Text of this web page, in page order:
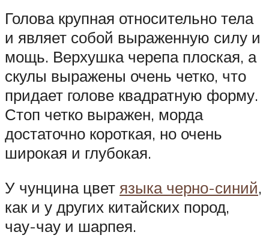
Голова крупная относительно тела
и являет собой выраженную силу и
мощь. Верхушка черепа плоская, а
скулы выражены очень четко, что
придает голове квадратную форму.
Стоп четко выражен, морда
достаточно короткая, но очень
широкая и глубокая.
У чунцина цвет языка черно-синий,
как и у других китайских пород,
чау-чау и шарпея.